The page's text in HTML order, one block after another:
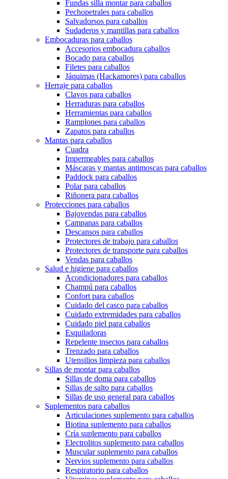
Fundas silla montar para caballos
Pechopetrales para caballos
Salvadorsos para caballos
Sudaderos y mantillas para caballos
Embocaduras para caballos
Accesorios embocadura caballos
Bocado para caballos
Filetes para caballos
Jáquimas (Hackamores) para caballos
Herraje para caballos
Clavos para caballos
Herraduras para caballos
Herramientas para caballos
Ramplones para caballos
Zapatos para caballos
Mantas para caballos
Cuadra
Impermeables para caballos
Máscaras y mantas antimoscas para caballos
Paddock para caballos
Polar para caballos
Riñonera para caballos
Protecciones para caballos
Bajovendas para caballos
Campanas para caballos
Descansos para caballos
Protectores de trabajo para caballos
Protectores de transporte para caballos
Vendas para caballos
Salud e higiene para caballos
Acondicionadores para caballos
Champú para caballos
Confort para caballos
Cuidado del casco para caballos
Cuidado extremidades para caballos
Cuidado piel para caballos
Esquiladoras
Repelente insectos para caballos
Trenzado para caballos
Utensilios limpieza para caballos
Sillas de montar para caballos
Sillas de doma para caballos
Sillas de salto para caballos
Sillas de uso general para caballos
Suplementos para caballos
Articulaciones suplemento para caballos
Biotina suplemento para caballos
Cría suplemento para caballos
Electrolitos suplemento para caballos
Muscular suplemento para caballos
Nervios suplemento para caballos
Respiratorio para caballos